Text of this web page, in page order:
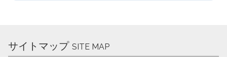
サイトマップ SITE MAP